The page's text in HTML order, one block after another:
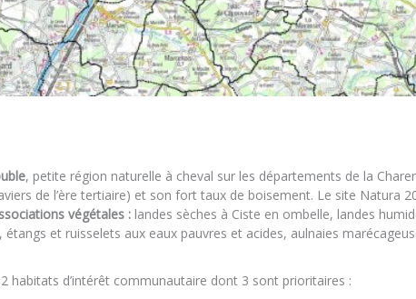
, petite région naturelle à cheval sur les départements de la
de l’ère tertiaire) et son fort taux de boisement. Le site Natura
végétales : landes sèches à Ciste en ombelle, landes
et ruisselets aux eaux pauvres et acides, aulnaies
habitats d’intérêt communautaire dont 3 sont prioritaires :